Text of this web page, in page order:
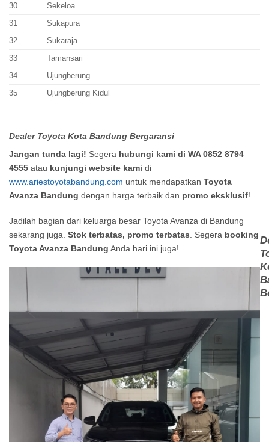
30
Sekeloa
31
Sukapura
32
Sukaraja
33
Tamansari
34
Ujungberung
35
Ujungberung Kidul
Dealer Toyota Kota Bandung Bergaransi
Jangan tunda lagi! Segera hubungi kami di WA 0852 8794
4555 atau kunjungi website kami di
www.ariestoyotabandung.com untuk mendapatkan Toyota
Avanza Bandung dengan harga terbaik dan promo eksklusif!
Jadilah bagian dari keluarga besar Toyota Avanza di Bandung
sekarang juga. Stok terbatas, promo terbatas . Segera booking
Toyota Avanza Bandung Anda hari ini juga!